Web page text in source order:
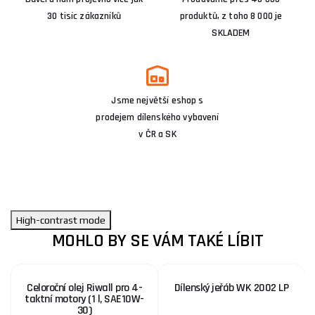
30 tisíc zákazníků
produktů, z toho 8 000 je
SKLADEM
Jsme největší eshop s
prodejem dílenského vybavení
v ČR a SK
High-contrast mode
MOHLO BY SE VÁM TAKÉ LÍBIT
Celoroční olej Riwall pro 4-
taktní motory (1 l, SAE10W-
30)
Dílenský jeřáb WK 2002 LP